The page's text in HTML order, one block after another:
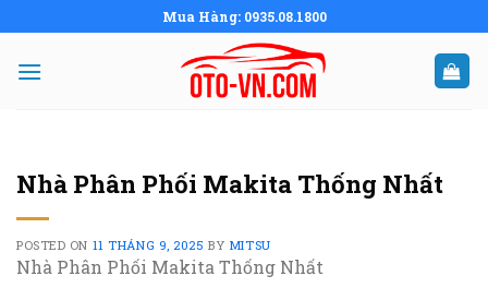
to
content
Mua Hàng: 0935.08.1800
Nhà Phân Phối Makita Thống Nhất
POSTED ON 11 THÁNG 9, 2025 BY MITSU
Nhà Phân Phối Makita Thống Nhất